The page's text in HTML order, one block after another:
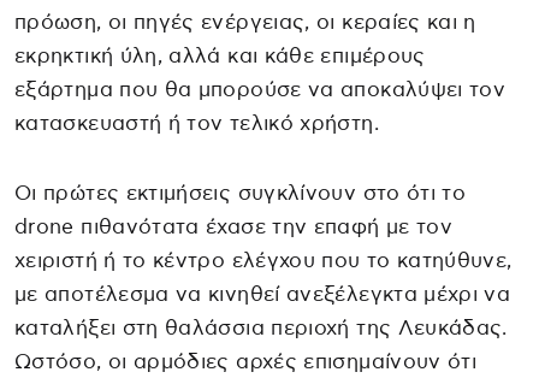
πρόωση, οι πηγές ενέργειας, οι κεραίες και η
εκρηκτική ύλη, αλλά και κάθε επιμέρους
εξάρτημα που θα μπορούσε να αποκαλύψει τον
κατασκευαστή ή τον τελικό χρήστη.
Οι πρώτες εκτιμήσεις συγκλίνουν στο ότι το
drone πιθανότατα έχασε την επαφή με τον
χειριστή ή το κέντρο ελέγχου που το κατηύθυνε,
με αποτέλεσμα να κινηθεί ανεξέλεγκτα μέχρι να
καταλήξει στη θαλάσσια περιοχή της Λευκάδας.
Ωστόσο, οι αρμόδιες αρχές επισημαίνουν ότι